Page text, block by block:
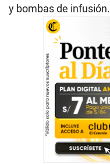
y bombas de infusión.